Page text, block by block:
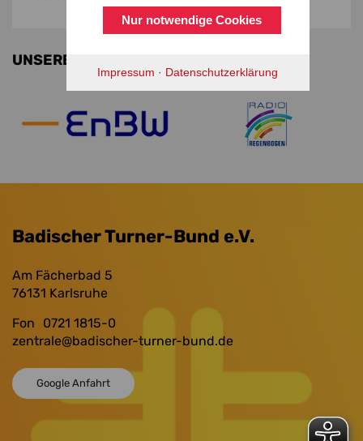
Nur notwendige Cookies
Impressum · Datenschutzerklärung
UNSERE PARTNER
Badischer Turner-Bund e.V.
Am Fächerbad 5
76131 Karlsruhe
Fon
0721 1815-0
zentrale@badischer-turner-bund.de
Google Anfahrt